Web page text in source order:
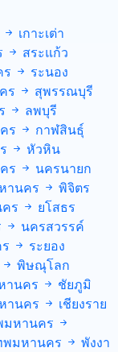
เกาะเต่า
สระแก้ว
ระนอง
ร
สุพรรณบุรี
ลพบุรี
ร
กาฬสินธุ์
หัวหิน
ร
นครนายก
านคร
พิจิตร
ร
ยโสธร
นครสวรรค์
ระยอง
พิษณุโลก
านคร
ชัยภูมิ
านคร
เชียงราย
มหานคร
พมหานคร
พังงา